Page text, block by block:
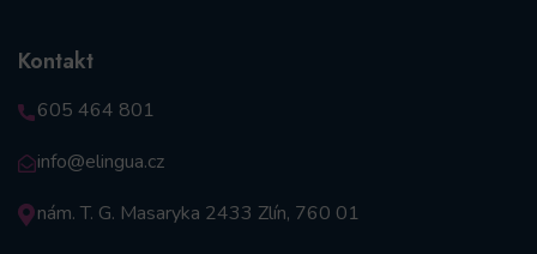
Kontakt
605 464 801
info@elingua.cz
nám. T. G. Masaryka 2433 Zlín, 760 01